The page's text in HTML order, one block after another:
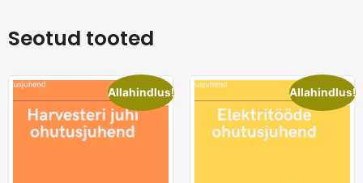
Seotud tooted
Allahindlus! Allahindlus!